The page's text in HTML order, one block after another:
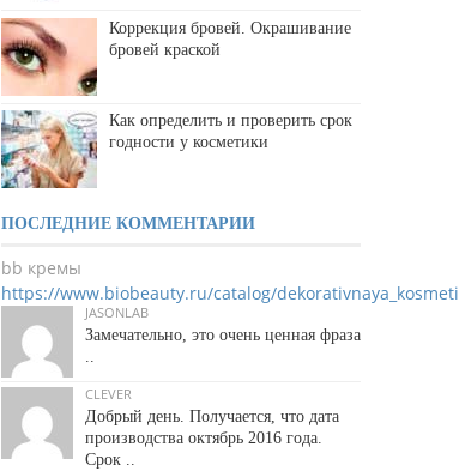
Коррекция бровей. Окрашивание
бровей краской
Как определить и проверить срок
годности у косметики
ПОСЛЕДНИЕ КОММЕНТАРИИ
bb кремы
https://www.biobeauty.ru/catalog/
JASONLAB
Замечательно, это очень ценная фраза
..
CLEVER
Добрый день. Получается, что дата
производства октябрь 2016 года.
Срок ..